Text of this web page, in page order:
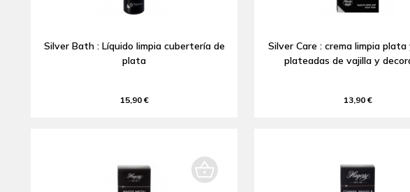
Silver Bath : Líquido limpia cubertería de
plata
15,90 €
Silver Care : crema limpia plata
plateadas de vajilla y
13,90 €